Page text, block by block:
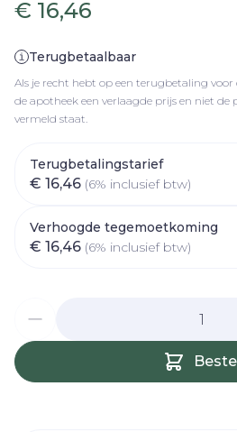
€ 16,46
Terugbetaalbaar
Als je recht hebt op een terugbetaling
de apotheek een verlaagde prijs en niet de
vermeld staat.
Terugbetalingstarief
€ 16,46 (6% inclusief btw)
Verhoogde tegemoetkoming
€ 16,46 (6% inclusief btw)